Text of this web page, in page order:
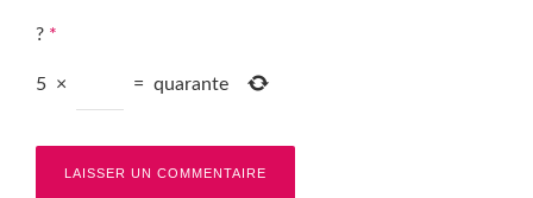
? *
5 × = quarante